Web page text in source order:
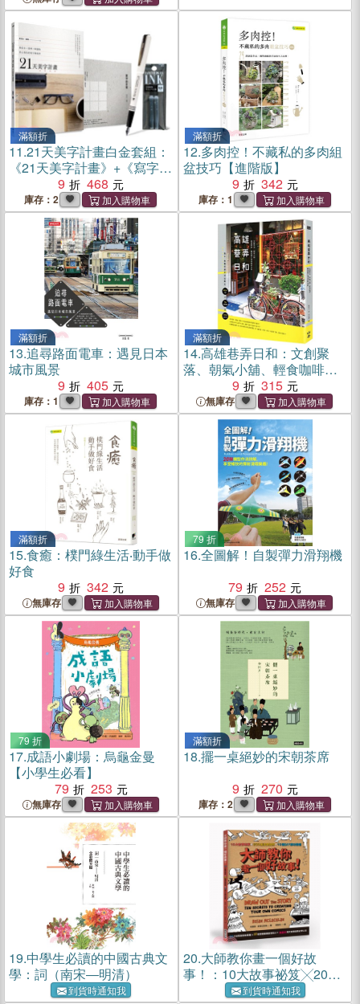
滿額折
11.21天美字計畫白金套組：
《21天美字計畫》+《寫字的
日常》（加贈日本
PLATINUM小流星鋼筆）
9 468
庫存：2
滿額折
12.多肉控！不藏私的多肉組
盆技巧【進階版】
9
342
庫存：1
滿額折
13.追尋路面電車：遇見日本
城市風景
9
405
庫存：1
滿額折
14.高雄巷弄日和：文創聚
落、朝氣小舖、輕食咖啡，
暢遊陽光海港城新亮點
9 315
無庫存
滿額折
15.食癒：樸門綠生活‧動手做
好食
9
342
無庫存
79 折
16.全圖解！自製彈力滑翔機
79
252
無庫存
79 折
17.成語小劇場：烏龜金曼
【小學生必看】
79
253
無庫存
滿額折
18.擺一桌絕妙的宋朝茶席
9
270
庫存：2
19.中學生必讀的中國古典文
學：詞（南宋―明清）
到貨時通知我
20.大師教你畫一個好故
事！：10大故事祕笈╳200
張清楚圖例╳10道DIY練功
到貨時通知我